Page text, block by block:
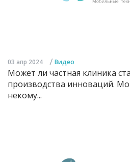
03 апр 2024 / Видео
Может ли частная клиника
производства инноваций.
некому...